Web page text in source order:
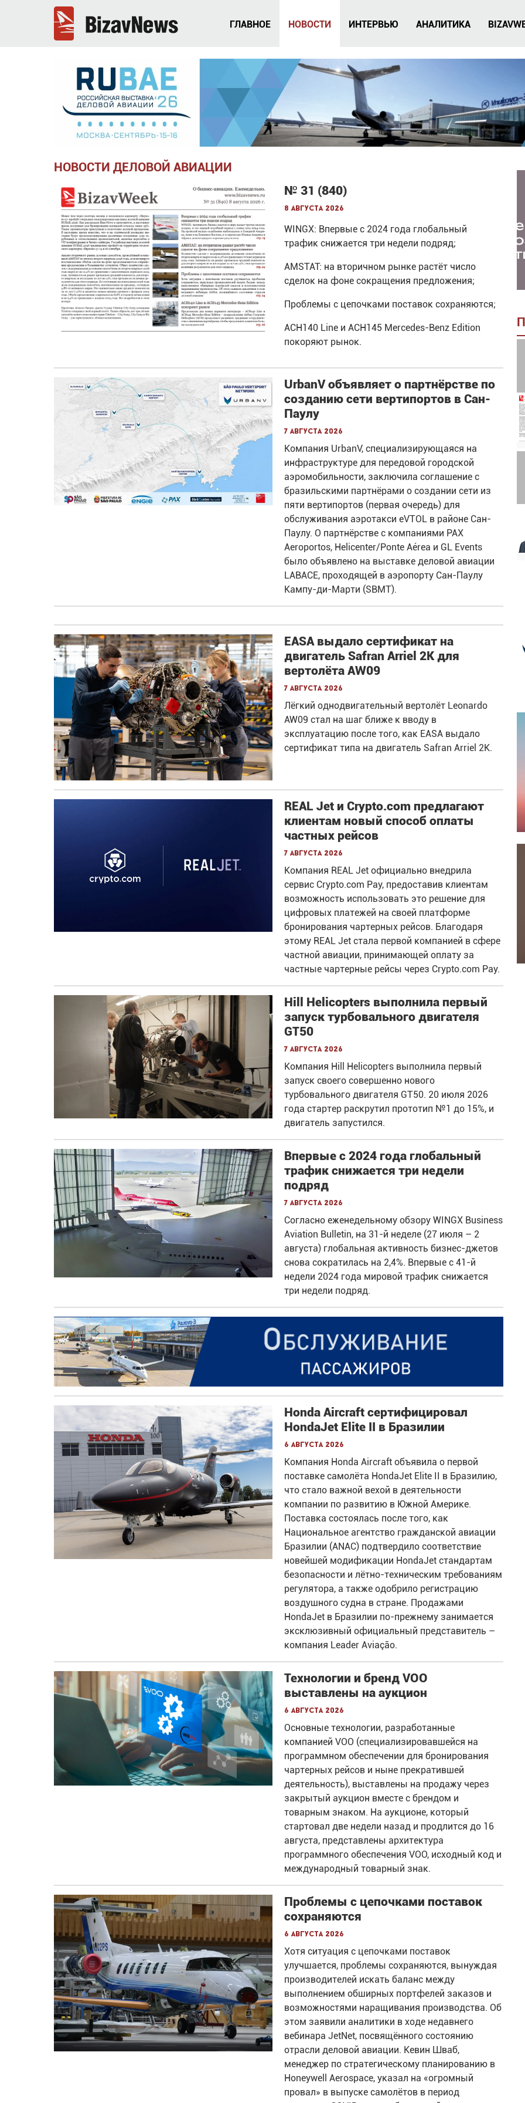
ГЛАВНОЕ НОВОСТИ ИНТЕРВЬЮ АНАЛИТИКА
НОВОСТИ ДЕЛОВОЙ АВИАЦИИ
№ 31 (840)
8 августа 2026
WINGX: Впервые с 2024 года глобальный
трафик снижается три недели подряд;
AMSTAT: на вторичном рынке растёт число
сделок на фоне сокращения предложения;
Проблемы с цепочками поставок сохраняются;
ACH140 Line и ACH145 Mercedes-Benz Edition
покоряют рынок.
UrbanV объявляет о партнёрстве по
созданию сети вертипортов в Сан-
Паулу
7 августа 2026
Компания UrbanV, специализирующаяся на
инфраструктуре для передовой городской
аэромобильности, заключила соглашение с
бразильскими партнёрами о создании сети из
пяти вертипортов (первая очередь) для
обслуживания аэротакси eVTOL в районе Сан-
Паулу. О партнёрстве с компаниями PAX
Aeroportos, Helicenter/Ponte Aérea и GL Events
было объявлено на выставке деловой авиации
LABACE, проходящей в аэропорту Сан-Паулу
Кампу-ди-Марти (SBMT).
EASA выдало сертификат на
двигатель Safran Arriel 2K для
вертолёта AW09
7 августа 2026
Лёгкий однодвигательный вертолёт Leonardo
AW09 стал на шаг ближе к вводу в
эксплуатацию после того, как EASA выдало
сертификат типа на двигатель Safran Arriel 2K.
REAL Jet и Crypto.com предлагают
клиентам новый способ оплаты
частных рейсов
7 августа 2026
Компания REAL Jet официально внедрила
сервис Crypto.com Pay, предоставив клиентам
возможность использовать это решение для
цифровых платежей на своей платформе
бронирования чартерных рейсов. Благодаря
этому REAL Jet стала первой компанией в сфере
частной авиации, принимающей оплату за
частные чартерные рейсы через Crypto.com Pay.
Hill Helicopters выполнила первый
запуск турбовального двигателя
GT50
7 августа 2026
Компания Hill Helicopters выполнила первый
запуск своего совершенно нового
турбовального двигателя GT50. 20 июля 2026
года стартер раскрутил прототип №1 до 15%, и
двигатель запустился.
Впервые с 2024 года глобальный
трафик снижается три недели
подряд
7 августа 2026
Согласно еженедельному обзору WINGX Business
Aviation Bulletin, на 31-й неделе (27 июля – 2
августа) глобальная активность бизнес-джетов
снова сократилась на 2,4%. Впервые с 41-й
недели 2024 года мировой трафик снижается
три недели подряд.
Honda Aircraft сертифицировал
HondaJet Elite II в Бразилии
6 августа 2026
Компания Honda Aircraft объявила о первой
поставке самолёта HondaJet Elite II в Бразилию,
что стало важной вехой в деятельности
компании по развитию в Южной Америке.
Поставка состоялась после того, как
Национальное агентство гражданской авиации
Бразилии (ANAC) подтвердило соответствие
новейшей модификации HondaJet стандартам
безопасности и лётно-техническим требованиям
регулятора, а также одобрило регистрацию
воздушного судна в стране. Продажами
HondaJet в Бразилии по-прежнему занимается
эксклюзивный официальный представитель –
компания Leader Aviação.
Технологии и бренд VOO
выставлены на аукцион
6 августа 2026
Основные технологии, разработанные
компанией VOO (специализировавшейся на
программном обеспечении для бронирования
чартерных рейсов и ныне прекратившей
деятельность), выставлены на продажу через
закрытый аукцион вместе с брендом и
товарным знаком. На аукционе, который
стартовал две недели назад и продлится до 16
августа, представлены архитектура
программного обеспечения VOO, исходный код и
международный товарный знак.
Проблемы с цепочками поставок
сохраняются
6 августа 2026
Хотя ситуация с цепочками поставок
улучшается, проблемы сохраняются, вынуждая
производителей искать баланс между
выполнением обширных портфелей заказов и
возможностями наращивания производства. Об
этом заявили аналитики в ходе недавнего
вебинара JetNet, посвящённого состоянию
отрасли деловой авиации. Кевин Шваб,
менеджер по стратегическому планированию в
Honeywell Aerospace, указал на «огромный
провал» в выпуске самолётов в период